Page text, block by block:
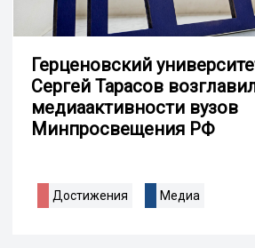
Герценовский
Сергей Тарасов
медиаактивности вузов
Минпросвещения РФ
Достижения Медиа